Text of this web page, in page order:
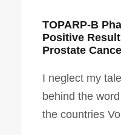
TOPARP-B
Positive
Prostate
I neglect my
behind the
the countries